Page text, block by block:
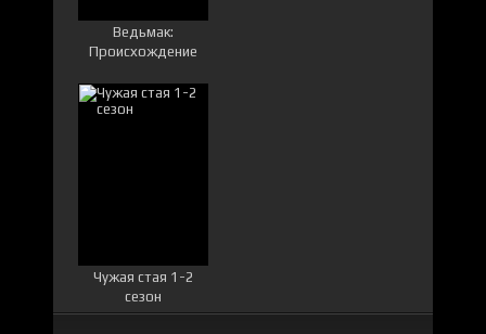
Ведьмак:
Происхождение
Чужая стая 1-2
сезон